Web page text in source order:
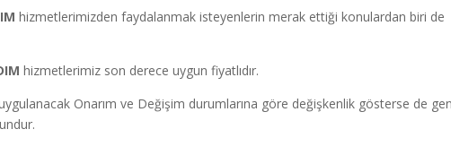
hizmetlerimizden faydalanmak isteyenlerin merak ettiği konulardan biri de
hizmetlerimiz son derece uygun fiyatlıdır.
Onarım ve Değişim durumlarına göre değişkenlik gösterse de